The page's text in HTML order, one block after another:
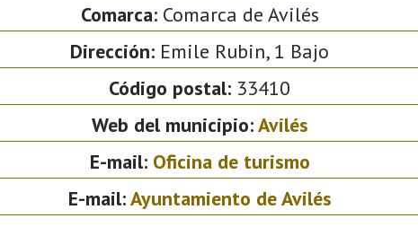
Comarca:Comarca de Avilés
Dirección: Emile Rubin, 1 Bajo
Código postal: 33410
Web del municipio:Avilés
E-mail: Oficina de turismo
E-mail:Ayuntamiento de Avilés